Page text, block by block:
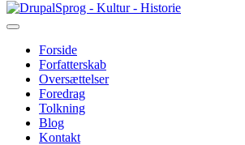
Gå
til
Sprog - Kultur - Historie
Primær
navigation
Forside
Forfatterskab
Oversættelser
Foredrag
Tolkning
Blog
Kontakt